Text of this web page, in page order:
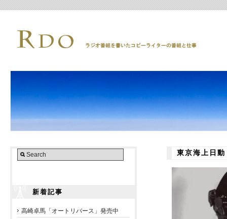
新着記事
高崎卓馬「オートリバース」発売中
東京海上日